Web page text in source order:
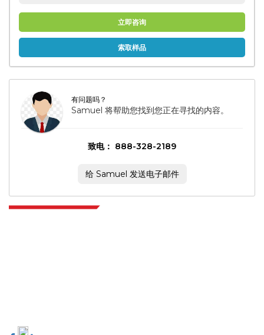
立即咨询
索取样品
有问题吗？
Samuel 将帮助您找到您正在寻找的内容。
致电： 888-328-2189
给 Samuel 发送电子邮件